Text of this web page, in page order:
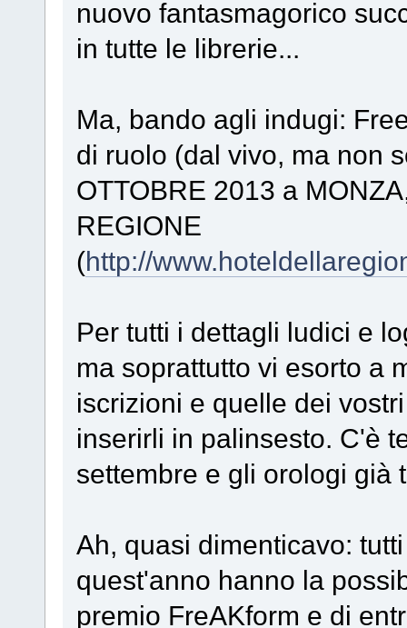
nuovo fantasmagorico
in tutte le librerie...
Ma, bando agli indugi:
di ruolo (dal vivo, ma non
OTTOBRE 2013 a
REGIONE
(http://
Per tutti i dettagli ludici e
ma soprattutto vi esorto a
iscrizioni e quelle dei
inserirli in palinsesto. C'è
settembre e gli orologi già
Ah, quasi dimenticavo:
quest'anno hanno la
premio FreAKform e di